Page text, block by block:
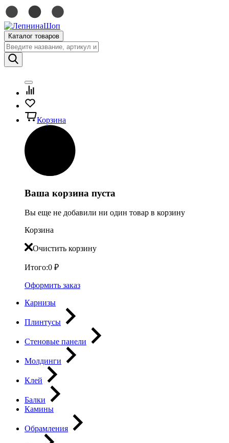
Каталог товаров
Корзина
Ваша корзина пуста
Вы еще не добавили ни один товар в корзину
Корзина
Очистить корзину
Итого:0 ₽
Оформить заказ
Карнизы
Плинтусы
Стеновые панели
Молдинги
Клей
Балки
Камины
Обрамления